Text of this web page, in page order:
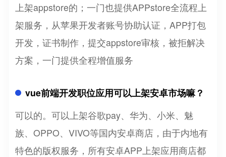
上架appstore的；一门也提供APPstore全流程上
架服务，从苹果开发者账号协助认证，APP打包
开发，证书制作，提交appstore审核，被拒解决
方案，一门提供全程增值服务
vue前端开发职位应用可以上架安卓市场嘛？
可以的。可以上架谷歌pay、华为、小米、魅
族、OPPO、VIVO等国内安卓商店，由于内地有
特色的版权服务，所有安卓APP上架应用商店都